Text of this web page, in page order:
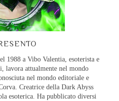
1988 a Vibo Valentia, esoterista e
lavora attualmente nel mondo
nel mondo editoriale e
Creatrice della Dark Abyss
esoterica. Ha pubblicato diversi